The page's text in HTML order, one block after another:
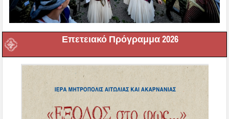
Επετειακό Πρόγραμμα 2026